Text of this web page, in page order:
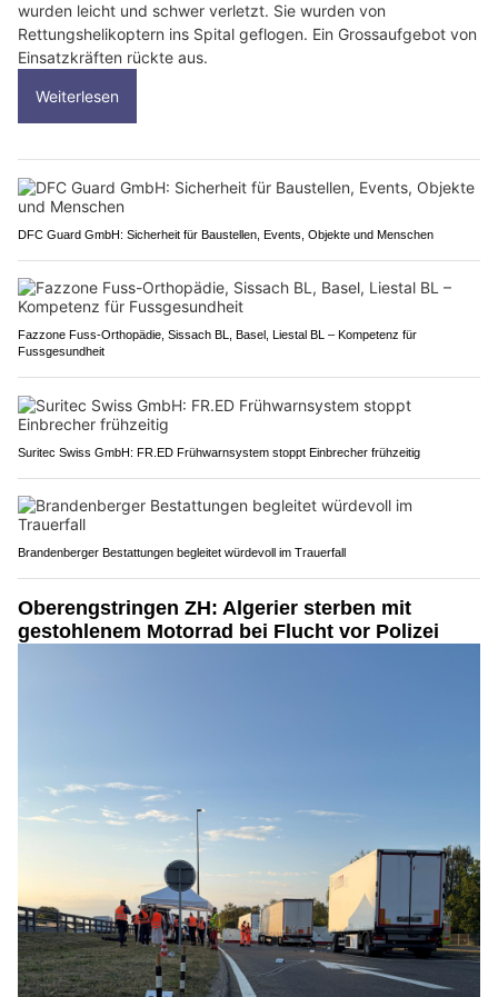
wurden leicht und schwer verletzt. Sie wurden von
Rettungshelikoptern ins Spital geflogen. Ein Grossaufgebot von
Einsatzkräften rückte aus.
Weiterlesen
DFC Guard GmbH: Sicherheit für Baustellen, Events, Objekte und Menschen
Fazzone Fuss-Orthopädie, Sissach BL, Basel, Liestal BL – Kompetenz für
Fussgesundheit
Suritec Swiss GmbH: FR.ED Frühwarnsystem stoppt Einbrecher frühzeitig
Brandenberger Bestattungen begleitet würdevoll im Trauerfall
Oberengstringen ZH: Algerier sterben mit
gestohlenem Motorrad bei Flucht vor Polizei